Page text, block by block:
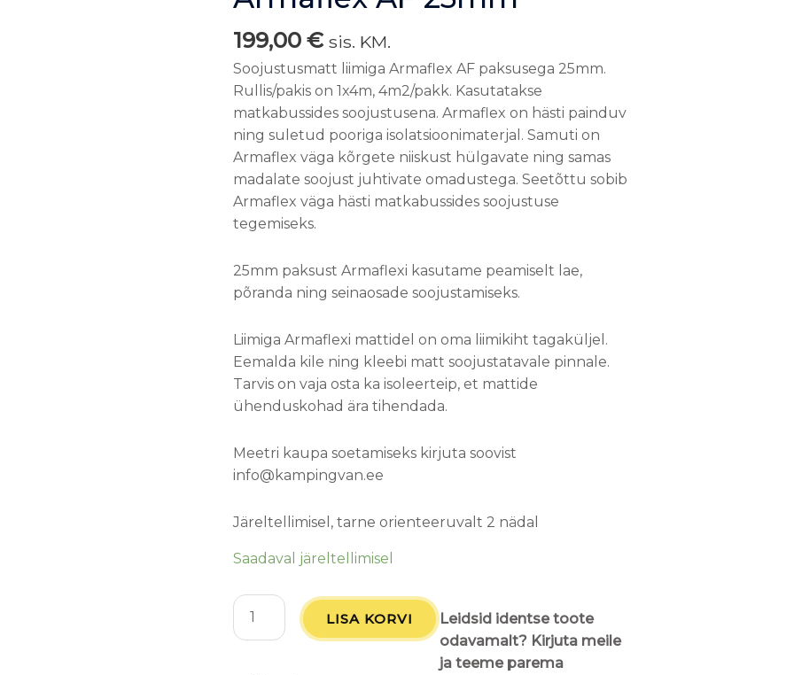
199,00€ sis. KM.
Soojustusmatt liimiga Armaflex AF paksusega 25mm.
Rullis/pakis on 1x4m, 4m2/pakk. Kasutatakse
matkabussides soojustusena. Armaflex on hästi painduv
ning suletud pooriga isolatsioonimaterjal. Samuti on
Armaflex väga kõrgete niiskust hülgavate ning samas
madalate soojust juhtivate omadustega. Seetõttu sobib
Armaflex väga hästi matkabussides soojustuse
tegemiseks.
25mm paksust Armaflexi kasutame peamiselt lae,
põranda ning seinaosade soojustamiseks.
Liimiga Armaflexi mattidel on oma liimikiht tagaküljel.
Eemalda kile ning kleebi matt soojustatavale pinnale.
Tarvis on vaja osta ka isoleerteip, et mattide
ühenduskohad ära tihendada.
Meetri kaupa soetamiseks kirjuta soovist
info@kampingvan.ee
Järeltellimisel, tarne orienteeruvalt 2 nädal
Saadaval järeltellimisel
kogus
LISA KORVI
Leidsid identse toote
odavamalt? Kirjuta meile
ja teeme parema